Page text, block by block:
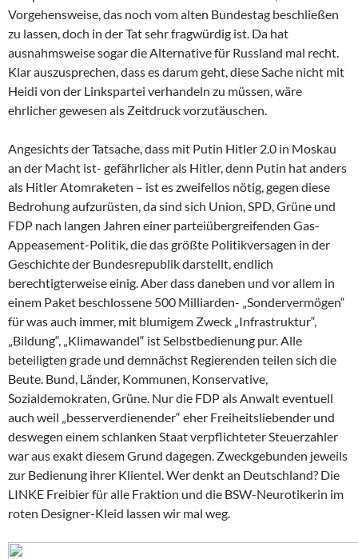
Vorgehensweise, das noch vom alten Bundestag beschließen
zu lassen, doch in der Tat sehr fragwürdig ist. Da hat
ausnahmsweise sogar die Alternative für Russland mal recht.
Klar auszusprechen, dass es darum geht, diese Sache nicht mit
Heidi von der Linkspartei verhandeln zu müssen, wäre
ehrlicher gewesen als Zeitdruck vorzutäuschen.
Angesichts der Tatsache, dass mit Putin Hitler 2.0 in Moskau
an der Macht ist- gefährlicher als Hitler, denn Putin hat anders
als Hitler Atomraketen – ist es zweifellos nötig, gegen diese
Bedrohung aufzurüsten, da sind sich Union, SPD, Grüne und
FDP nach langen Jahren einer parteiübergreifenden Gas-
Appeasement-Politik, die das größte Politikversagen in der
Geschichte der Bundesrepublik darstellt, endlich
berechtigterweise einig. Aber dass daneben und vor allem in
einem Paket beschlossene 500 Milliarden- „Sondervermögen“
für was auch immer, mit blumigem Zweck „Infrastruktur“,
„Bildung“, „Klimawandel“ ist Selbstbedienung pur. Alle
beteiligten grade und demnächst Regierenden teilen sich die
Beute. Bund, Länder, Kommunen, Konservative,
Sozialdemokraten, Grüne. Nur die FDP als Anwalt eventuell
auch weil „besserverdienender“ eher Freiheitsliebender und
deswegen einem schlanken Staat verpflichteter Steuerzahler
war aus exakt diesem Grund dagegen. Zweckgebunden jeweils
zur Bedienung ihrer Klientel. Wer denkt an Deutschland? Die
LINKE Freibier für alle Fraktion und die BSW-Neurotikerin im
roten Designer-Kleid lassen wir mal weg.